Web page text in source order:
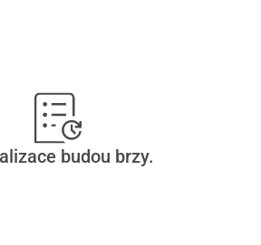
budou brzy.